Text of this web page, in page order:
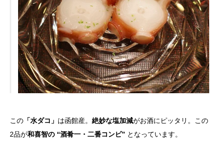
この 「水ダコ」 は函館産。 絶妙な塩加減がお酒にピッタリ。この
2品が和喜智の “酒肴一・二番コンビ” となっています。